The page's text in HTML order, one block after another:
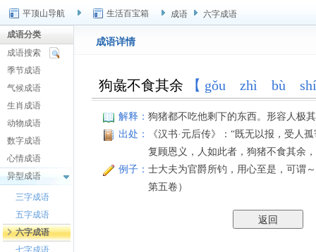
平顶山导航 生活百宝箱 成语 六字成语
成语分类
成语搜索
季节成语
气候成语
生肖成语
动物成语
数字成语
心情成语
异型成语
三字成语
五字成语
六字成语
七字成语
成语详情
狗彘不食其余 【 gǒu zhì bù
解释： 狗猪都不吃他剩下的东西。形容人极
出处：
《汉书·元后传》：“既无以报，受人
复顾恩义，人如此者，狗猪不食其余
例子： 士大夫为官爵所钓，用心至是，可谓
第五卷）